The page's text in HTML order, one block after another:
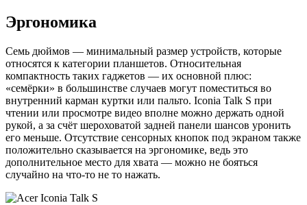
Эргономика
Семь дюймов — минимальный размер устройств, которые
относятся к категории планшетов. Относительная
компактность таких гаджетов — их основной плюс:
«семёрки» в большинстве случаев могут поместиться во
внутренний карман куртки или пальто. Iconia Talk S при
чтении или просмотре видео вполне можно держать одной
рукой, а за счёт шероховатой задней панели шансов уронить
его меньше. Отсутствие сенсорных кнопок под экраном также
положительно сказывается на эргономике, ведь это
дополнительное место для хвата — можно не бояться
случайно на что-то не то нажать.